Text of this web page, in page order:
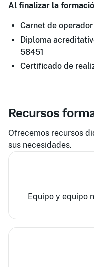
Al finalizar la
Carnet de
Diploma
58451
Certificado de
Recursos
Ofrecemos recursos
sus necesidades.
Equipo y equipo